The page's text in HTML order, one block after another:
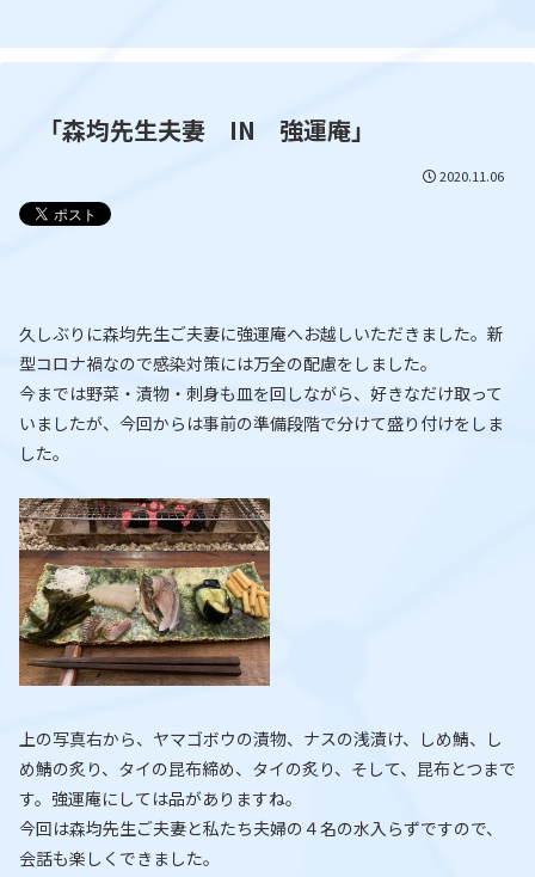
「森均先生夫妻 IN 強運庵」
2020.11.06
久しぶりに森均先生ご夫妻に強運庵へお越しいただきました。新
型コロナ禍なので感染対策には万全の配慮をしました。
今までは野菜・漬物・刺身も皿を回しながら、好きなだけ取って
いましたが、今回からは事前の準備段階で分けて盛り付けをしま
した。
上の写真右から、ヤマゴボウの漬物、ナスの浅漬け、しめ鯖、し
め鯖の炙り、タイの昆布締め、タイの炙り、そして、昆布とつまで
す。強運庵にしては品がありますね。
今回は森均先生ご夫妻と私たち夫婦の４名の水入らずですので、
会話も楽しくできました。